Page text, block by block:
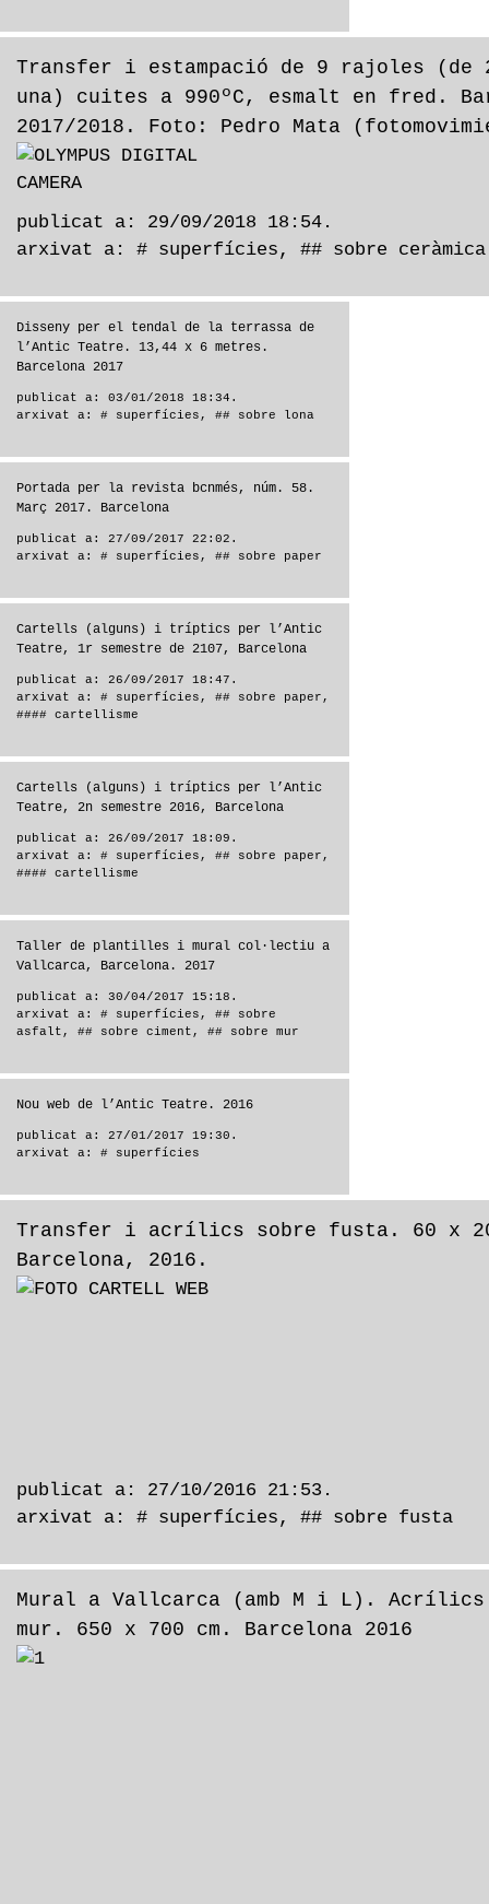
Transfer i estampació de 9 rajoles (de
una) cuites a 990ºC, esmalt en fred.
2017/2018. Foto: Pedro Mata
publicat a: 29/09/2018 18:54.
arxivat a: # superfícies , ## sobre ceràmica
Disseny per el tendal de la terrassa de
l’Antic Teatre. 13,44 x 6 metres.
Barcelona 2017
publicat a: 03/01/2018 18:34.
arxivat a: # superfícies , ## sobre lona
Portada per la revista bcnmés, núm. 58.
Març 2017. Barcelona
publicat a: 27/09/2017 22:02.
arxivat a: # superfícies , ## sobre paper
Cartells (alguns) i tríptics per l’Antic
Teatre, 1r semestre de 2107, Barcelona
publicat a: 26/09/2017 18:47.
arxivat a: # superfícies , ## sobre paper ,
#### cartellisme
Cartells (alguns) i tríptics per l’Antic
Teatre, 2n semestre 2016, Barcelona
publicat a: 26/09/2017 18:09.
arxivat a: # superfícies , ## sobre paper ,
#### cartellisme
Taller de plantilles i mural col·lectiu a
Vallcarca, Barcelona. 2017
publicat a: 30/04/2017 15:18.
arxivat a: # superfícies , ## sobre
asfalt , ## sobre ciment , ## sobre mur
Nou web de l’Antic Teatre. 2016
publicat a: 27/01/2017 19:30.
arxivat a: # superfícies
Transfer i acrílics sobre fusta. 60 x
Barcelona, 2016.
publicat a: 27/10/2016 21:53.
arxivat a: # superfícies , ## sobre fusta
Mural a Vallcarca (amb M i L).
mur. 650 x 700 cm. Barcelona 2016